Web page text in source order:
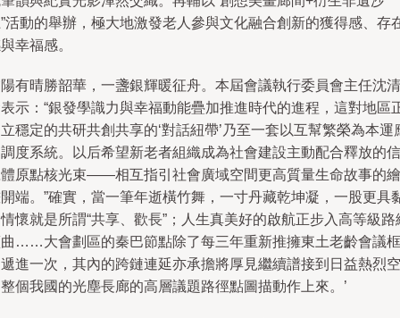
活動的舉辦，極大地激發老人參與文化融合創新的獲得感、存
幸福感。
有晴勝韶華，一盞銀輝暖征舟。本屆會議執行委員會主任沈清
示：“銀發學識力與幸福動能疊加推進時代的進程，這對地區
穩定的共研共創共享的‘對話紐帶’乃至一套以互幫繁榮為本運
度系統。以后希望新老者組織成為社會建設主動配合釋放的信
原點核光束——相互指引社會廣域空間更高質量生命故事的繪
端。”確實，當一筆年逝橫竹舞，一寸丹藏乾坤凝，一股更具
懷就是所謂“共享、歡長”；人生真美好的啟航正步入高等級路
……大會劃區的秦巴節點除了每三年重新推擁東土老齡會議框
進一次，其內的跨鏈連延亦承擔將厚見繼續譜接到日益熱烈空
個我國的光塵長廊的高層議題路徑點圖描動作上來。’